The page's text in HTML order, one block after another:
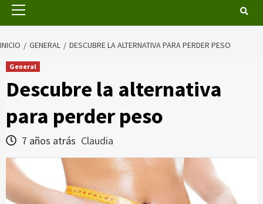
INICIO GENERAL DESCUBRE LA ALTERNATIVA PARA PERDER PESO
General
Descubre la alternativa
para perder peso
7 años atrás Claudia